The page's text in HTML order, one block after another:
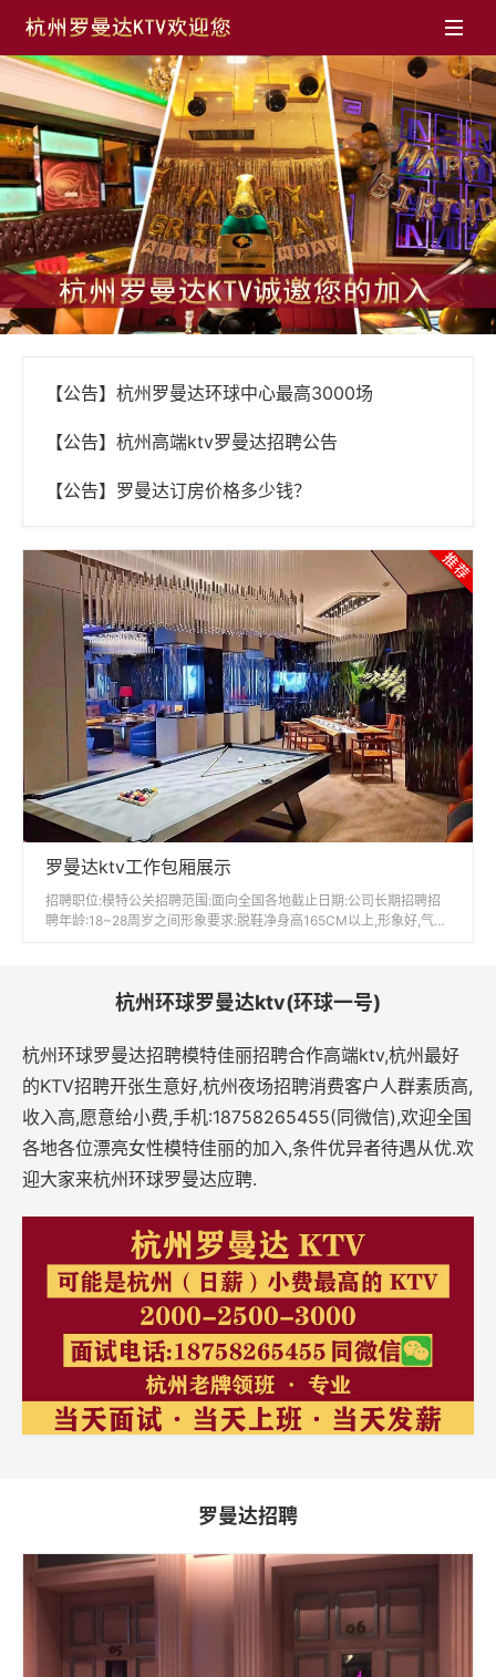

【公告】杭州罗曼达环球中心最高3000场
【公告】杭州高端ktv罗曼达招聘公告
【公告】罗曼达订房价格多少钱？
罗曼达ktv工作包厢展示
招聘职位:模特公关招聘范围:面向全国各地截止日期:公司长期招聘招
聘年龄:18~28周岁之间形象要求:脱鞋净身高165CM以上,形象好,气质
杭州环球罗曼达ktv(环球一号)
杭州环球罗曼达招聘模特佳丽招聘合作高端ktv,杭州最好
的KTV招聘开张生意好,杭州夜场招聘消费客户人群素质高,
收入高,愿意给小费,手机:18758265455(同微信),欢迎全国
各地各位漂亮女性模特佳丽的加入,条件优异者待遇从优.欢
迎大家来杭州环球罗曼达应聘.
罗曼达招聘